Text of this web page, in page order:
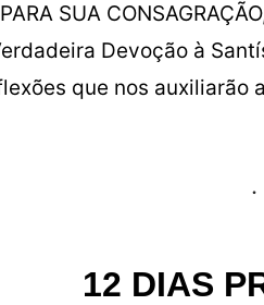
SUA
Devoção à
que nos auxiliarão
12 DIAS